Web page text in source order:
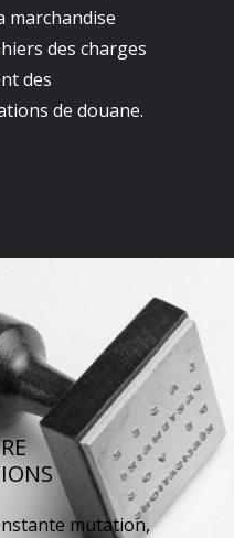
marchandise
des charges
des
de douane.
mutation,